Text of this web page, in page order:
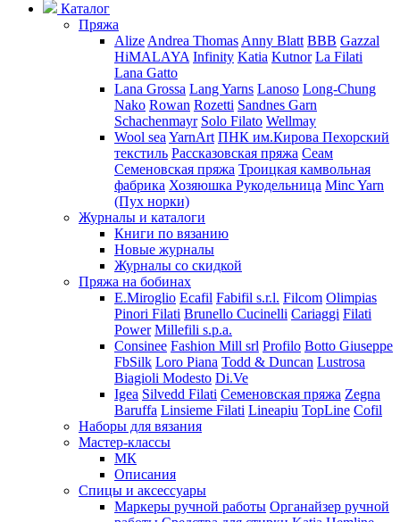
Каталог
Пряжа
Alize Andrea Thomas Anny Blatt BBB Gazzal
HiMALAYA Infinity Katia Kutnor La Filati
Lana Gatto
Lana Grossa Lang Yarns Lanoso Long-Chung
Nako Rowan Rozetti Sandnes Garn
Schachenmayr Solo Filato Wellmay
Wool sea YarnArt ПНК им.Кирова Пехорский
текстиль Рассказовская пряжа Сеам
Семеновская пряжа Троицкая камвольная
фабрика Хозяюшка Рукодельница Minc Yarn
(Пух норки)
Журналы и каталоги
Книги по вязанию
Новые журналы
Журналы со скидкой
Пряжа на бобинах
E.Miroglio Ecafil Fabifil s.r.l. Filcom Olimpias
Pinori Filati Brunello Cucinelli Cariaggi Filati
Power Millefili s.p.a.
Consinee Fashion Mill srl Profilo Botto Giuseppe
FbSilk Loro Piana Todd & Duncan Lustrosa
Biagioli Modesto Di.Ve
Igea Silvedd Filati Семеновская пряжа Zegna
Baruffa Linsieme Filati Lineapiu TopLine Cofil
Наборы для вязания
Мастер-классы
МК
Описания
Спицы и аксессуары
Маркеры ручной работы Органайзер ручной